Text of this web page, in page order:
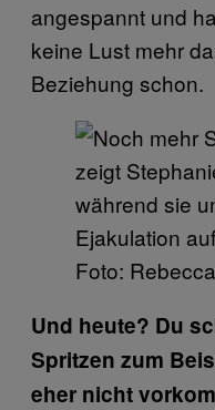
angespannt und
keine Lust mehr
Beziehung schon.
Foto:
Und heute? Du
Spritzen zum
eher nicht